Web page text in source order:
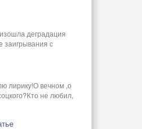
деградация
заигрывания с
лирику!О вечном ,о
не любил,